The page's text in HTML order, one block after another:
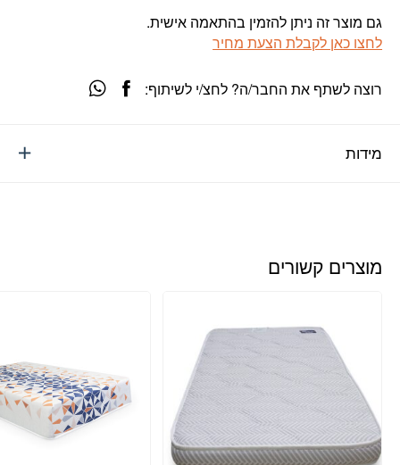
גם מוצר זה ניתן להזמין בהתאמה אישית.
לחצו כאן לקבלת הצעת מחיר
מידות
רוצה לשתף את החבר/ה? לחצ/י לשיתוף:
מוצרים קשורים